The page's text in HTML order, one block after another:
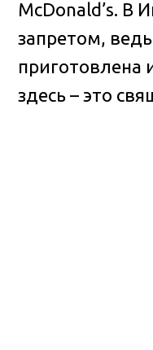
McDonald’s. В
запретом,
приготовлена
здесь – это